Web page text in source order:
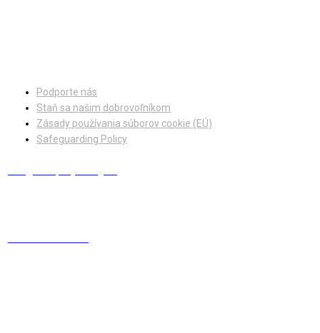
Podporte nás
Staň sa našim dobrovoľníkom
Zásady používania súborov cookie (EÚ)
Safeguarding Policy